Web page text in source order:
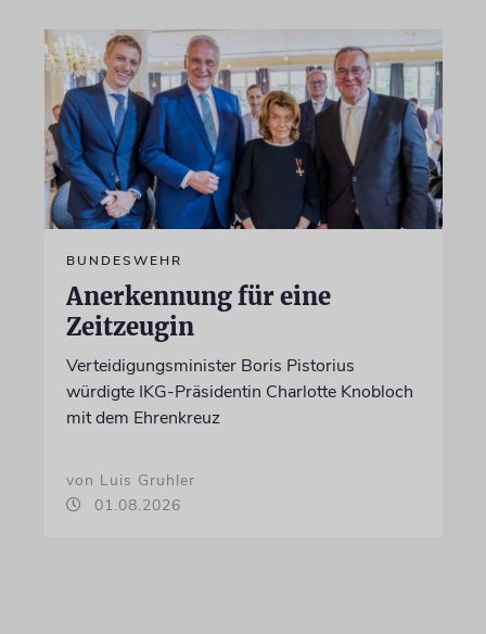
BUNDESWEHR
Anerkennung für eine
Zeitzeugin
Verteidigungsminister Boris Pistorius
würdigte IKG-Präsidentin Charlotte Knobloch
mit dem Ehrenkreuz
von Luis Gruhler
01.08.2026